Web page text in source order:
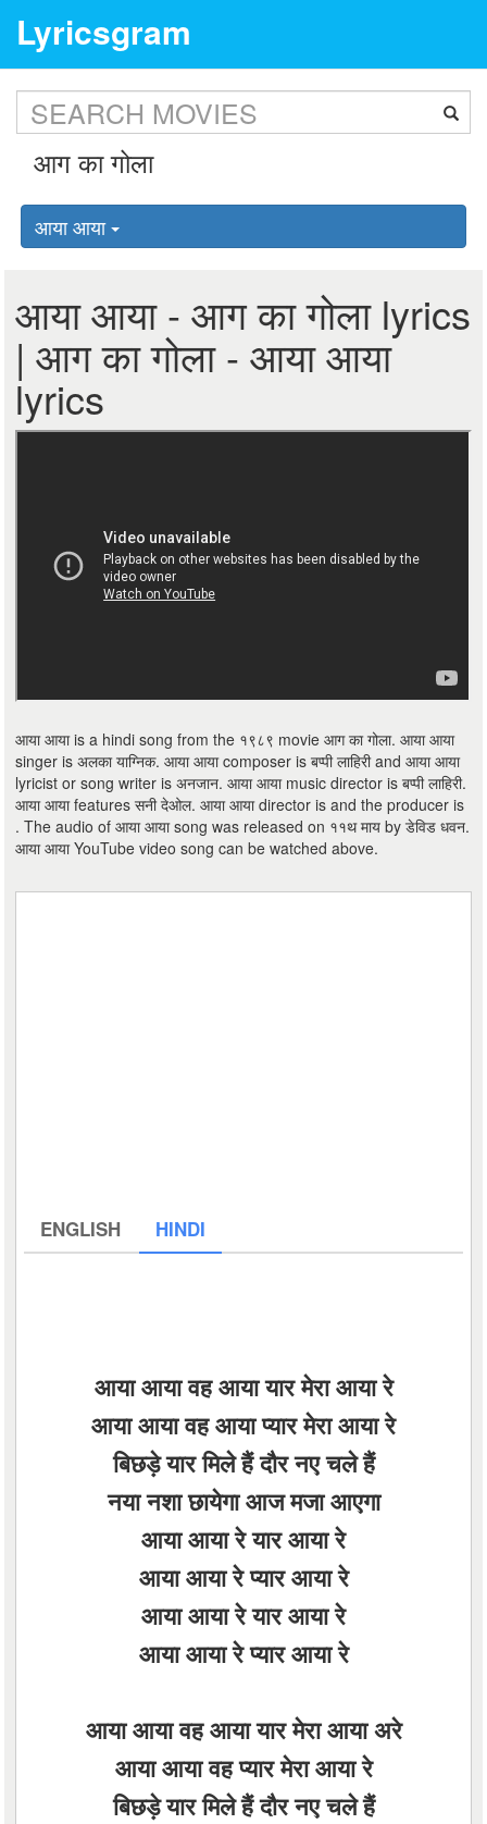
Lyricsgram
आया आया
आया आया - आग का गोला lyrics
| आग का गोला - आया आया
lyrics
आया आया is a hindi song from the १९८९ movie आग का गोला. आया आया
singer is अलका याग्निक. आया आया composer is बप्पी लाहिरी and आया आया
lyricist or song writer is अनजान. आया आया music director is बप्पी लाहिरी.
आया आया features सनी देओल. आया आया director is and the producer is
. The audio of आया आया song was released on ११थ माय by डेविड धवन.
आया आया YouTube video song can be watched above.
ENGLISH HINDI
आया आया वह आया यार मेरा आया रे
आया आया वह आया प्यार मेरा आया रे
बिछड़े यार मिले हैं दौर नए चले हैं
नया नशा छायेगा आज मजा आएगा
आया आया रे यार आया रे
आया आया रे प्यार आया रे
आया आया रे यार आया रे
आया आया रे प्यार आया रे
आया आया वह आया यार मेरा आया अरे
आया आया वह प्यार मेरा आया रे
बिछड़े यार मिले हैं दौर नए चले हैं